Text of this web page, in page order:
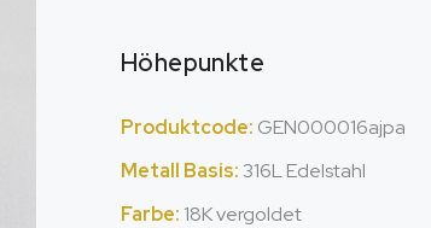
Höhepunkte
Produktcode: GEN000016ajpa
Metall Basis: 316L Edelstahl
Farbe: 18K vergoldet